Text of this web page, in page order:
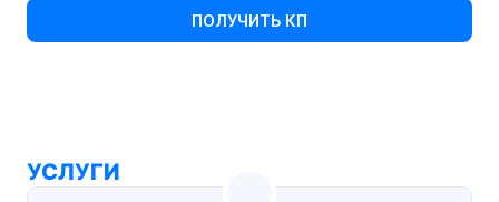
ПОЛУЧИТЬ КП
УСЛУГИ